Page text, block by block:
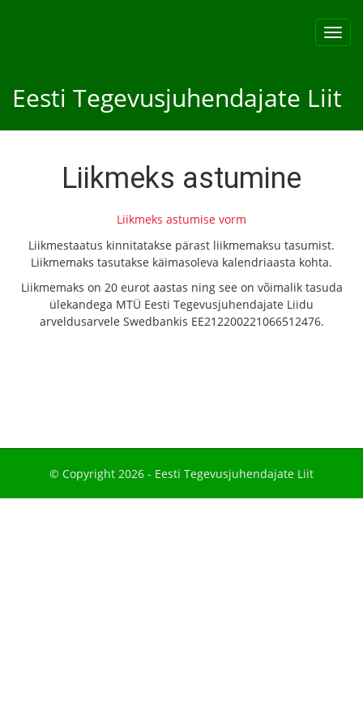
Eesti Tegevusjuhendajate Liit
Liikmeks astumine
Liikmeks astumise vorm
Liikmestaatus kinnitatakse pärast liikmemaksu tasumist.
Liikmemaks tasutakse käimasoleva kalendriaasta kohta.
Liikmemaks on 20 eurot aastas ning see on võimalik tasuda
ülekandega MTÜ Eesti Tegevusjuhendajate Liidu
arveldusarvele Swedbankis EE212200221066512476.
© Copyright 2026 - Eesti Tegevusjuhendajate Liit